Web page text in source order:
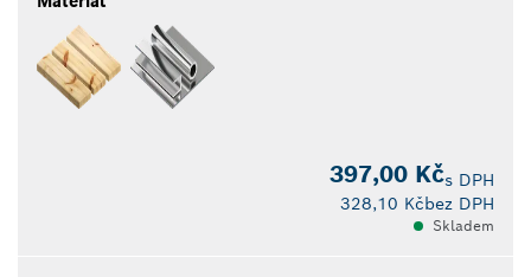
397,00 Kčs DPH
328,10 Kčbez DPH
Skladem